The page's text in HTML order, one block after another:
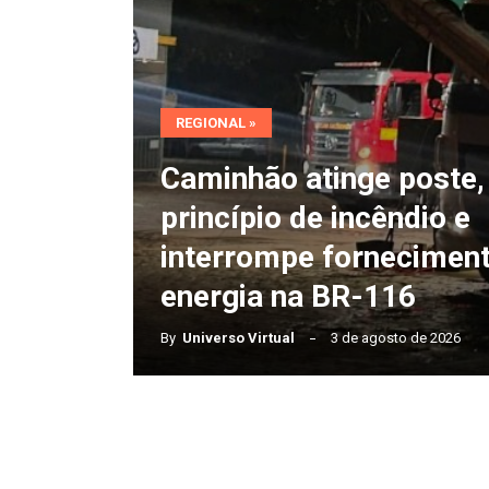
energia
na
BR-
116
REGIONAL »
Caminhão atinge
princípio de incêndio e
interrompe
energia na BR-116
By Universo Virtual 3 de agosto de 2026